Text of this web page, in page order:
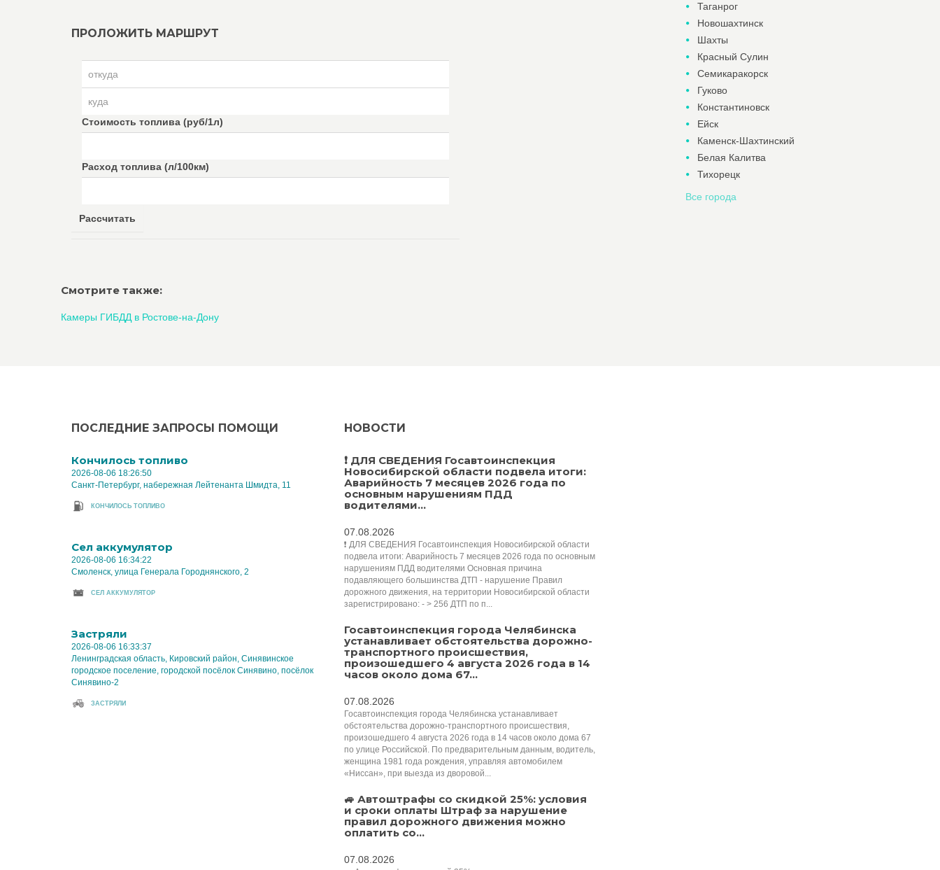
ПРОЛОЖИТЬ МАРШРУТ
Стоимость топлива (руб/1л)
Расход топлива (л/100км)
Рассчитать
Смотрите также:
Камеры ГИБДД в Ростове-на-Дону
Таганрог
Новошахтинск
Шахты
Красный Сулин
Семикаракорск
Гуково
Константиновск
Ейск
Каменск-Шахтинский
Белая Калитва
Тихорецк
Все города
ПОСЛЕДНИЕ ЗАПРОСЫ ПОМОЩИ
Кончилось топливо
2026-08-06 18:26:50
Санкт-Петербург, набережная Лейтенанта Шмидта, 11
КОНЧИЛОСЬ ТОПЛИВО
Cел аккумулятор
2026-08-06 16:34:22
Смоленск, улица Генерала Городнянского, 2
CЕЛ АККУМУЛЯТОР
Застряли
2026-08-06 16:33:37
Ленинградская область, Кировский район, Синявинское
городское поселение, городской посёлок Синявино, посёлок
Синявино-2
ЗАСТРЯЛИ
НОВОСТИ
❗️ ДЛЯ СВЕДЕНИЯ Госавтоинспекция
Новосибирской области подвела итоги:
Аварийность 7 месяцев 2026 года по
основным нарушениям ПДД
водителями...
07.08.2026
❗️ ДЛЯ СВЕДЕНИЯ Госавтоинспекция Новосибирской области
подвела итоги: Аварийность 7 месяцев 2026 года по основным
нарушениям ПДД водителями Основная причина
подавляющего большинства ДТП - нарушение Правил
дорожного движения, на территории Новосибирской области
зарегистрировано: - > 256 ДТП по п...
Госавтоинспекция города Челябинска
устанавливает обстоятельства дорожно-
транспортного происшествия,
произошедшего 4 августа 2026 года в 14
часов около дома 67...
07.08.2026
Госавтоинспекция города Челябинска устанавливает
обстоятельства дорожно-транспортного происшествия,
произошедшего 4 августа 2026 года в 14 часов около дома 67
по улице Российской. По предварительным данным, водитель,
женщина 1981 года рождения, управляя автомобилем
«Ниссан», при выезда из дворовой...
🚙 Автоштрафы со скидкой 25%: условия
и сроки оплаты Штраф за нарушение
правил дорожного движения можно
оплатить со...
07.08.2026